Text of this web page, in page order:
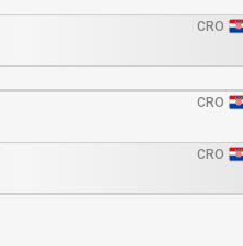
CRO
CRO
CRO